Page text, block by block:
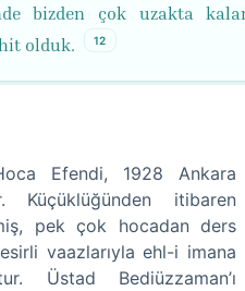
bizden çok uzakta
olduk.
12
Efendi, 1928 Ankara
Küçüklüğünden itibaren
pek çok hocadan ders
vaazlarıyla ehl-i imana
Üstad Bediüzzaman’ı